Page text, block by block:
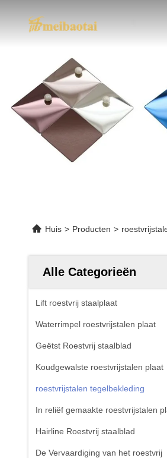
Huis > Producten >
Alle Categorieën
Lift roestvrij staalplaat
Waterrimpel roestvrijstalen plaat
Geëtst Roestvrij staalblad
Koudgewalste roestvrijstalen plaat
roestvrijstalen tegelbekleding
In reliëf gemaakte roestvrijstalen
Hairline Roestvrij staalblad
De Vervaardiging van het roestvrij